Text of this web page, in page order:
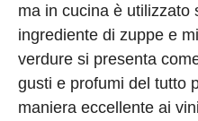
ma in cucina è utilizzato
ingrediente di zuppe e
verdure si presenta
gusti e profumi del tutto
maniera eccellente ai